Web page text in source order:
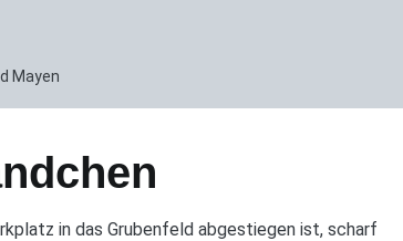
Mayen
in das Grubenfeld abgestiegen ist, scharf